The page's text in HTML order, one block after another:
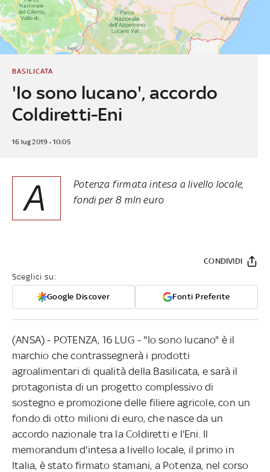
'Io sono lucano', accordo
Coldiretti-Eni
BASILICATA
16 lug 2019 - 10:05
A
Potenza firmata intesa a livello locale,
fondi per 8 mln euro
Sceglici su:
Google Discover Fonti Preferite
CONDIVIDI
(ANSA) - POTENZA, 16 LUG - "Io sono lucano" è il
marchio che contrassegnerà i prodotti
agroalimentari di qualità della Basilicata, e sarà il
protagonista di un progetto complessivo di
sostegno e promozione delle filiere agricole, con un
fondo di otto milioni di euro, che nasce da un
accordo nazionale tra la Coldiretti e l'Eni. Il
memorandum d'intesa a livello locale, il primo in
Italia, è stato firmato stamani, a Potenza, nel corso